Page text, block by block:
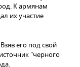
К армянам
их участие
его под свой
"черного